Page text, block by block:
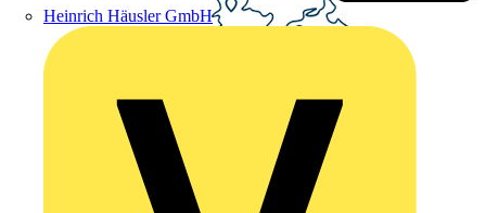
Heinrich Häusler GmbH